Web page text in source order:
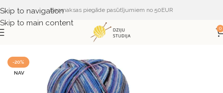
Skip to navigation
Skip to main content
Bezmaksas piegāde pasūtījumiem no 50EUR
0
DZIJA PĒC RAŽOTĀJA
-20%
NAV